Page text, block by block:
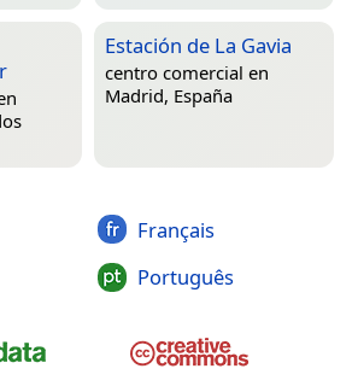
Estación de La Gavia
centro comercial en
Madrid, España
Français
Português